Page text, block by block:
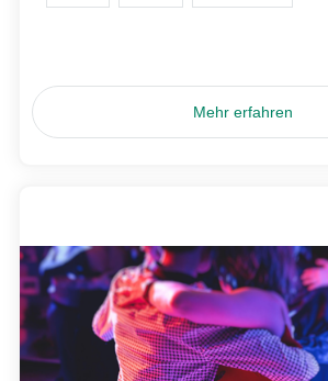
Mehr erfahren